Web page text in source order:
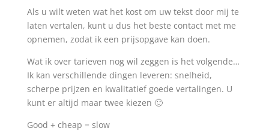
Als u wilt weten wat het kost om uw tekst door mij te
laten vertalen, kunt u dus het beste contact met me
opnemen, zodat ik een prijsopgave kan doen.
Wat ik over tarieven nog wil zeggen is het volgende…
Ik kan verschillende dingen leveren: snelheid,
scherpe prijzen en kwalitatief goede vertalingen. U
kunt er altijd maar twee kiezen 🙂
Good + cheap = slow